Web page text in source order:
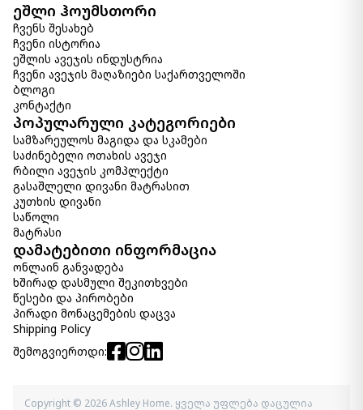
ეშლი ჰოუმსთორი
ჩვენს შესახებ
ჩვენი ისტორია
ეშლის ავეჯის ინდუსტრია
ჩვენი ავეჯის მაღაზიები საქართველოში
ბლოგი
კონტაქტი
პოპულარული კატეგორიები
სამზარეულოს მაგიდა და სკამები
საძინებელი ოთახის ავეჯი
რბილი ავეჯის კომპლექტი
გასაშლელი დივანი მატრასით
კუთხის დივანი
საწოლი
მატრასი
დამატებითი ინფორმაცია
ონლაინ განვადება
ხშირად დასმული შეკითხვები
წესები და პირობები
პირადი მონაცემების დაცვა
Shipping Policy
შემოგვიერთდი:
Copyright © 2026 Ashley Home. ყველა უფლება დაცულია